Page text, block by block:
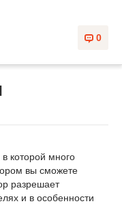
0
которой много
вы сможете
разрешает
и в особенности